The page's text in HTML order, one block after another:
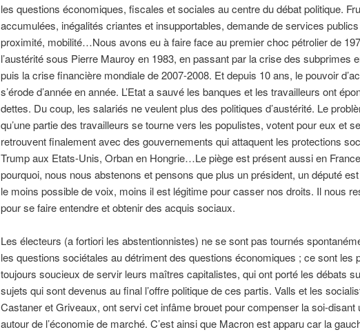
les questions économiques, fiscales et sociales au centre du débat politique.
accumulées, inégalités criantes et insupportables, demande de services
proximité, mobilité…Nous avons eu à faire face au premier choc pétrolier de
l’austérité sous Pierre Mauroy en 1983, en passant par la crise des subprimes
puis la crise financière mondiale de 2007-2008. Et depuis 10 ans, le pouvoir
s’érode d’année en année. L’Etat a sauvé les banques et les travailleurs ont
dettes. Du coup, les salariés ne veulent plus des politiques d’austérité. Le
qu’une partie des travailleurs se tourne vers les populistes, votent pour eux et se
retrouvent finalement avec des gouvernements qui attaquent les protections
Trump aux Etats-Unis, Orban en Hongrie…Le piège est présent aussi en
pourquoi, nous nous abstenons et pensons que plus un président, un député
le moins possible de voix, moins il est légitime pour casser nos droits. Il nous
pour se faire entendre et obtenir des acquis sociaux.
Les électeurs (a fortiori les abstentionnistes) ne se sont pas tournés
les questions sociétales au détriment des questions économiques ; ce sont les
toujours soucieux de servir leurs maîtres capitalistes, qui ont porté les débats
sujets qui sont devenus au final l’offre politique de ces partis. Valls et les
Castaner et Griveaux, ont servi cet infâme brouet pour compenser la soi-disant
autour de l’économie de marché. C’est ainsi que Macron est apparu car la